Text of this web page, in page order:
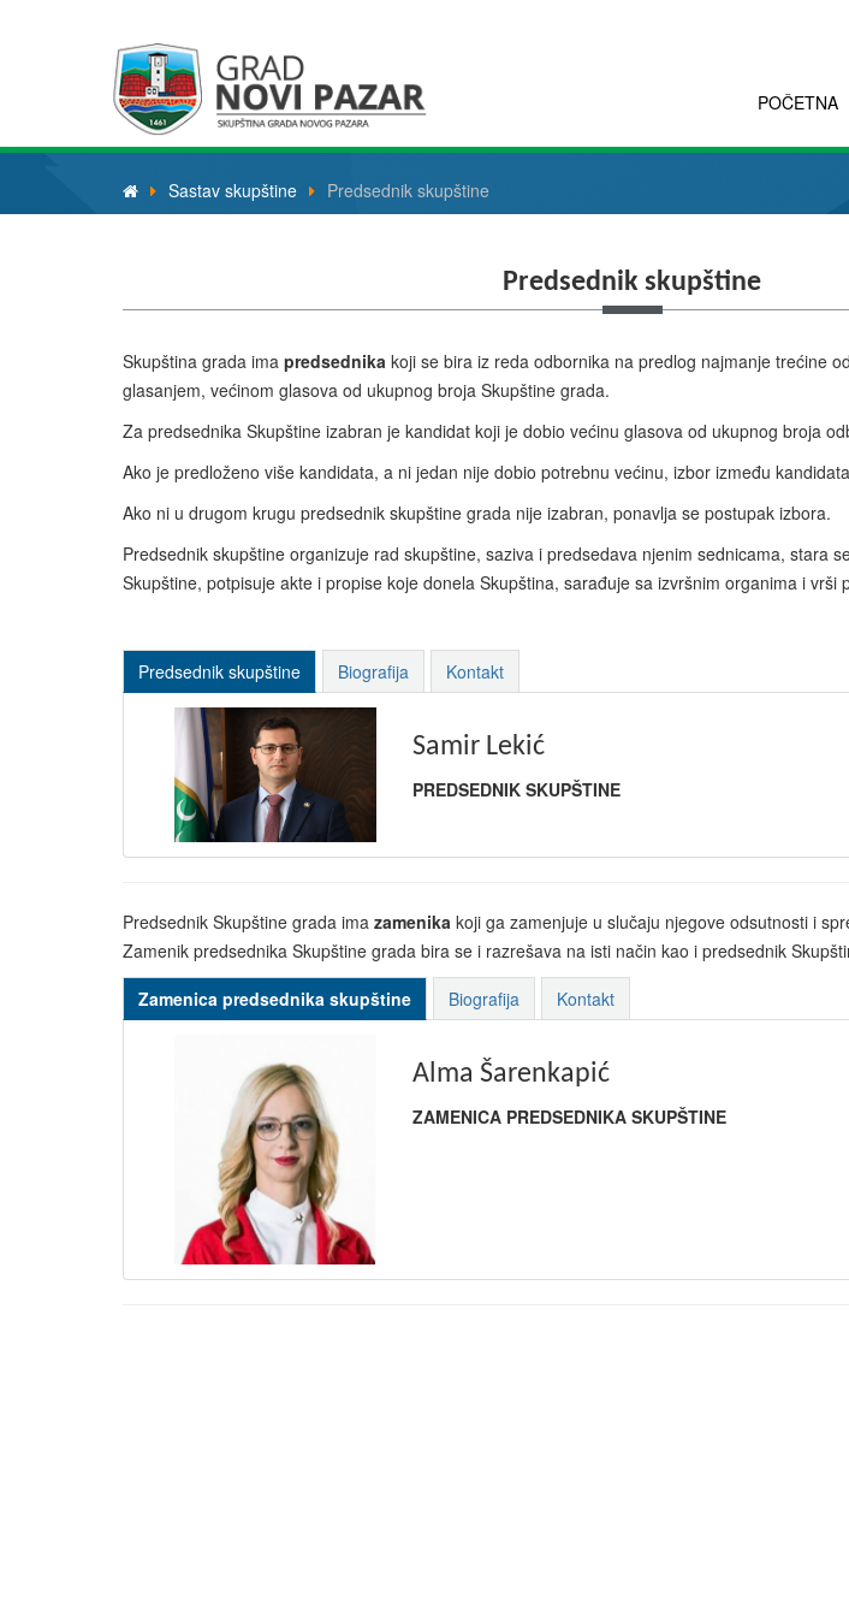
POČETNA
Sastav skupštine Predsednik skupštine
Predsednik skupštine
Skupština grada ima predsednika koji se bira iz reda odbornika na predlog najmanje trećine
glasanjem, većinom glasova od ukupnog broja Skupštine grada.
Za predsednika Skupštine izabran je kandidat koji je dobio većinu glasova od ukupnog broja
Ako je predloženo više kandidata, a ni jedan nije dobio potrebnu većinu, izbor između
Ako ni u drugom krugu predsednik skupštine grada nije izabran, ponavlja se postupak izbora.
Predsednik skupštine organizuje rad skupštine, saziva i predsedava njenim sednicama, stara
Skupštine, potpisuje akte i propise koje donela Skupština, sarađuje sa izvršnim organima i vrši
Predsednik skupštine Biografija Kontakt
Samir Lekić
PREDSEDNIK SKUPŠTINE
Predsednik Skupštine grada ima zamenika koji ga zamenjuje u slučaju njegove odsutnosti i
Zamenik predsednika Skupštine grada bira se i razrešava na isti način kao i predsednik
Zamenica predsednika skupštine
Biografija Kontakt
Alma Šarenkapić
ZAMENICA PREDSEDNIKA SKUPŠTINE